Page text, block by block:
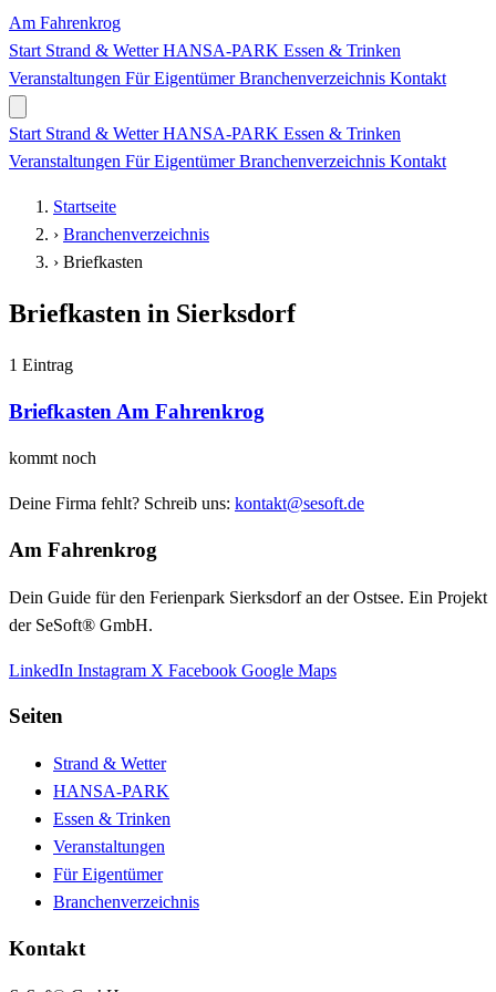
Am Fahrenkrog
Start Strand & WetterHANSA-PARK Essen & Trinken
Veranstaltungen Für EigentümerBranchenverzeichnis Kontakt
Start Strand & WetterHANSA-PARK Essen & Trinken
Veranstaltungen Für EigentümerBranchenverzeichnis Kontakt
Startseite
› Branchenverzeichnis
› Briefkasten
Briefkasten in Sierksdorf
1 Eintrag
Briefkasten Am Fahrenkrog
kommt noch
Deine Firma fehlt? Schreib uns: kontakt@sesoft.de
Am Fahrenkrog
Dein Guide für den Ferienpark Sierksdorf an der Ostsee. Ein Projekt
der SeSoft® GmbH.
LinkedIn Instagram X Facebook Google Maps
Seiten
Strand & Wetter
HANSA-PARK
Essen & Trinken
Veranstaltungen
Für Eigentümer
Branchenverzeichnis
Kontakt